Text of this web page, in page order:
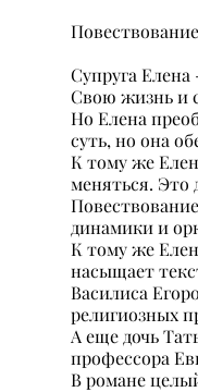
Супруга
Свою жизнь и
Но Елена
суть, но она
К тому же
меняться. Это
динамики и
К тому же
насыщает
Василиса
религиозных
А еще дочь
профессора
В романе